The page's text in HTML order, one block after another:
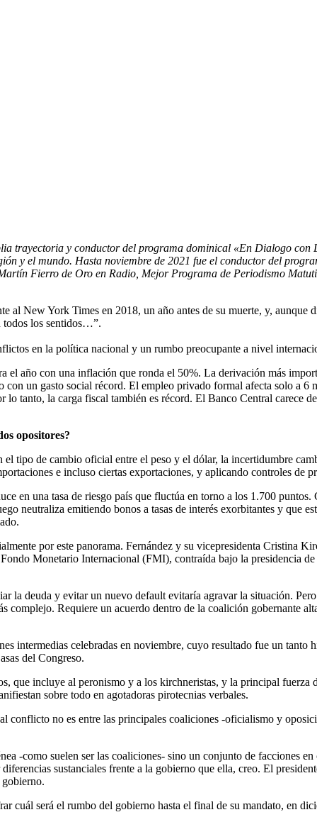
trayectoria y conductor del programa dominical «En Dialogo con
y el mundo. Hasta noviembre de 2021 fue el conductor del
Fierro de Oro en Radio, Mejor Programa de Periodismo
al New York Times en 2018, un año antes de su muerte, y, aunque
todos los sentidos…”.
en la política nacional y un rumbo preocupante a nivel
el año con una inflación que ronda el 50%. La derivación más
un gasto social récord. El empleo privado formal afecta solo a 6
tanto, la carga fiscal también es récord. El Banco Central carece
opositores?
tipo de cambio oficial entre el peso y el dólar, la incertidumbre
e incluso ciertas exportaciones, y aplicando controles de
en una tasa de riesgo país que fluctúa en torno a los 1.700
neutraliza emitiendo bonos a tasas de interés exorbitantes y que
por este panorama. Fernández y su vicepresidenta Cristina
Monetario Internacional (FMI), contraída bajo la presidencia
la deuda y evitar un nuevo default evitaría agravar la situación.
Requiere un acuerdo dentro de la coalición gobernante
intermedias celebradas en noviembre, cuyo resultado fue un
del Congreso.
que incluye al peronismo y a los kirchneristas, y la principal
sobre todo en agotadoras pirotecnias verbales.
conflicto no es entre las principales coaliciones -oficialismo y
-como suelen ser las coaliciones- sino un conjunto de facciones
sustanciales frente a la gobierno que ella, creo. El
cuál será el rumbo del gobierno hasta el final de su mandato, en